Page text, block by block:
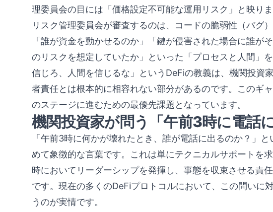
理委員会の目には「価格設定不可能な運用リスク」と映りま
リスク管理委員会が審査するのは、コードの脆弱性（バグ
「誰が資金を動かせるのか」「鍵が侵害された場合に誰が
のリスクを想定していたか」といった「プロセスと人間」
信じろ、人間を信じるな」というDeFiの教義は、機関投資
者責任とは根本的に相容れない部分があるのです。このギ
のステージに進むための最優先課題となっています。
機関投資家が問う「午前3時に電話
「午前3時に何かが壊れたとき、誰が電話に出るのか？」
めて象徴的な言葉です。これは単にテクニカルサポートを
時においてリーダーシップを発揮し、事態を収束させる責
です。現在の多くのDeFiプロトコルにおいて、この問いに
うのが実情です。